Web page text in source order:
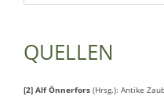
QUELLEN
[2] Alf Önnerfors (Hrsg.): Antike